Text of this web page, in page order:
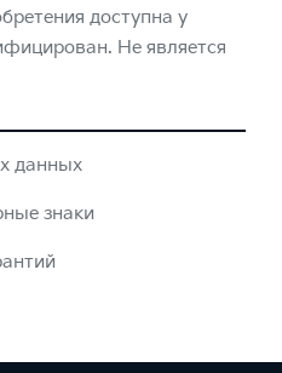
доступна у
Не является
данных
знаки